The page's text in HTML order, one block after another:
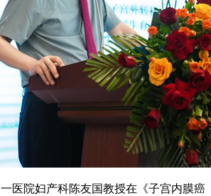
院妇产科陈友国教授在《子宫内膜癌